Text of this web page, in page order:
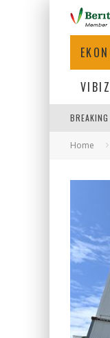
BREAKING
Home